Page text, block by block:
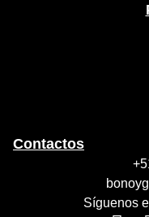
Contactos
Síguenos